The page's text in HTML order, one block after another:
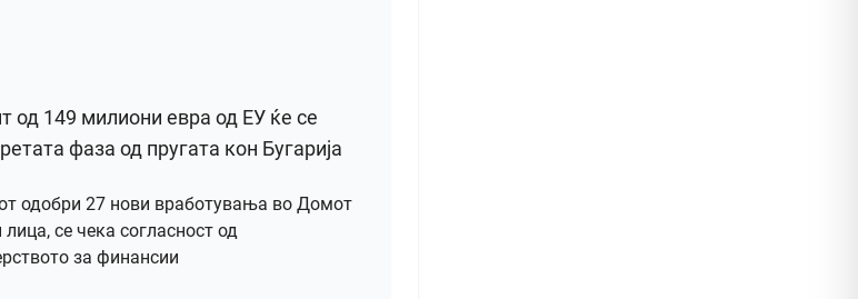
од 149 милиони евра од ЕУ ќе се
фаза од пругата кон Бугарија